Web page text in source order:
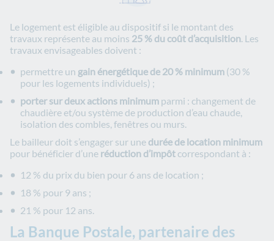
Le logement est éligible au dispositif si le montant des
travaux représente au moins 25 % du coût d’acquisition. Les
travaux envisageables doivent :
permettre un gain énergétique de 20 % minimum (30 %
pour les logements individuels) ;
porter sur deux actions minimum parmi : changement de
chaudière et/ou système de production d’eau chaude,
isolation des combles, fenêtres ou murs.
Le bailleur doit s’engager sur une durée de location minimum
pour bénéficier d’une réduction d’impôt correspondant à :
12 % du prix du bien pour 6 ans de location ;
18 % pour 9 ans ;
21 % pour 12 ans.
La Banque Postale, partenaire des